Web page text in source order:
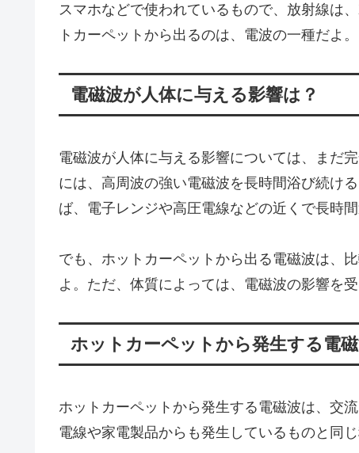
スマホなどで使われているもので、放射線は
トカーペットから出るのは、電波の一種だよ。
電磁波が人体に与える影響は？
電磁波が人体に与える影響については、まだ
には、高周波の強い電磁波を長時間浴び続け
ば、電子レンジや高圧電線などの近くで長時
でも、ホットカーペットから出る電磁波は、
よ。ただ、体質によっては、電磁波の影響を
ホットカーペットから発生する電
ホットカーペットから発生する電磁波は、交
電線や家電製品からも発生しているものと同じ